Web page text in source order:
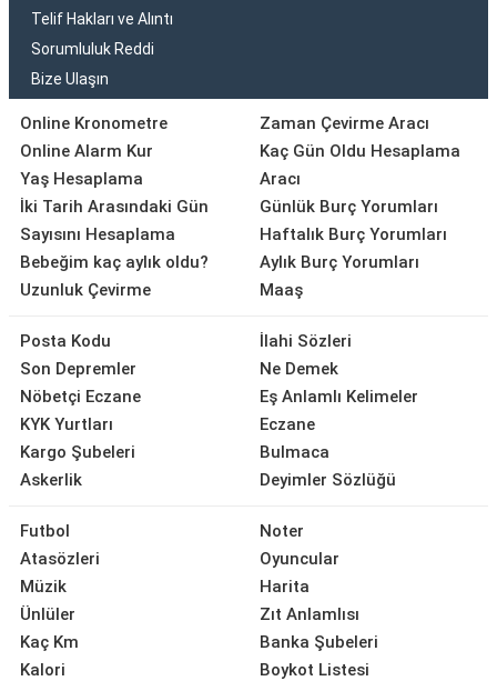
Telif Hakları ve Alıntı
Sorumluluk Reddi
Bize Ulaşın
Online Kronometre
Online Alarm Kur
Yaş Hesaplama
İki Tarih Arasındaki Gün
Sayısını Hesaplama
Bebeğim kaç aylık oldu?
Uzunluk Çevirme
Zaman Çevirme Aracı
Kaç Gün Oldu Hesaplama
Aracı
Günlük Burç Yorumları
Haftalık Burç Yorumları
Aylık Burç Yorumları
Maaş
Posta Kodu
Son Depremler
Nöbetçi Eczane
KYK Yurtları
Kargo Şubeleri
Askerlik
İlahi Sözleri
Ne Demek
Eş Anlamlı Kelimeler
Eczane
Bulmaca
Deyimler Sözlüğü
Futbol
Atasözleri
Müzik
Ünlüler
Kaç Km
Kalori
Noter
Oyuncular
Harita
Zıt Anlamlısı
Banka Şubeleri
Boykot Listesi